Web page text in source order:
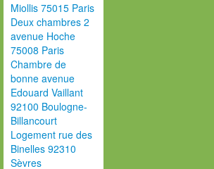
Miollis 75015 Paris
Deux chambres 2
avenue Hoche
75008 Paris
Chambre de
bonne avenue
Edouard Vaillant
92100 Boulogne-
Billancourt
Logement rue des
Binelles 92310
Sèvres